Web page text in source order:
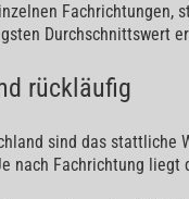
Fachrichtungen,
Durchschnittswert
rückläufig
sind das stattliche
nach Fachrichtung